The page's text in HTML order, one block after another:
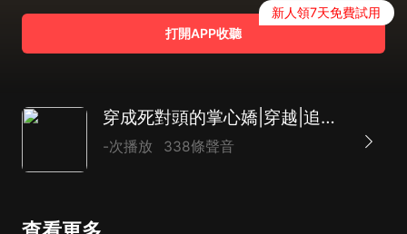
打開APP收聽
新人領7天免費試用
穿成死對頭的掌心嬌|穿越|追妻火葬場|AI多播
-次播放 338條聲音